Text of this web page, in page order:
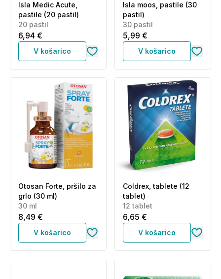
Isla Medic Acute,
pastile (20 pastil)
20 pastil
6,94 €
V košarico
Isla moos, pastile (30
pastil)
30 pastil
5,99 €
V košarico
Otosan Forte, pršilo za
grlo (30 ml)
30 ml
8,49 €
V košarico
Coldrex, tablete (12
tablet)
12 tablet
6,65 €
V košarico